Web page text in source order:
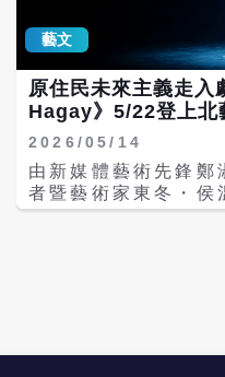
藝文
原住民未來主義走
Hagay》5/22登上北
2026/05/14
由新媒體藝術先鋒鄭
者暨藝術家東冬・侯
夢：巧遇 Hagay》
是該作品歷經5年發
2025年受邀至英國